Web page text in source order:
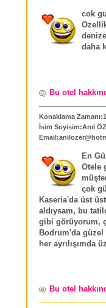
cok
daha
Bu otel
Konaklama
İsim Soyisim:Anıl
En
Otele
çok
Kaseria'da üst
aldıysam, bu
gibi görüyorum,
Bodrum'da
her ayrılışımda
Bu otel